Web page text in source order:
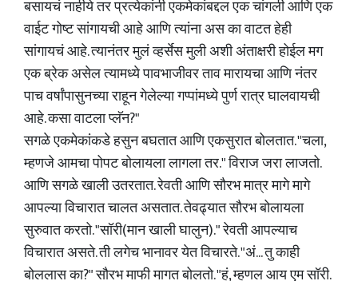
बसायचं नाहीये तर प्रत्येकांनी एकमेकांबद्दल एक चांगली आणि एक
वाईट गोष्ट सांगायची आहे आणि त्यांना अस का वाटत हेही
सांगायचं आहे. त्यानंतर मुलं व्हर्सेस मुली अशी अंताक्षरी होईल मग
एक ब्रेक असेल त्यामध्ये पावभाजीवर ताव मारायचा आणि नंतर
पाच वर्षांपासुनच्या राहून गेलेल्या गप्पांमध्ये पुर्ण रात्र घालवायची
आहे. कसा वाटला प्लॅन?"
सगळे एकमेकांकडे हसुन बघतात आणि एकसुरात बोलतात. "चला,
म्हणजे आमचा पोपट बोलायला लागला तर." विराज जरा लाजतो.
आणि सगळे खाली उतरतात. रेवती आणि सौरभ मात्र मागे मागे
आपल्या विचारात चालत असतात. तेवढ्यात सौरभ बोलायला
सुरुवात करतो. "सॉरी(मान खाली घालुन)." रेवती आपल्याच
विचारात असते. ती लगेच भानावर येत विचारते. "अं... तु काही
बोललास का?" सौरभ माफी मागत बोलतो. "हं, म्हणल आय एम सॉरी.